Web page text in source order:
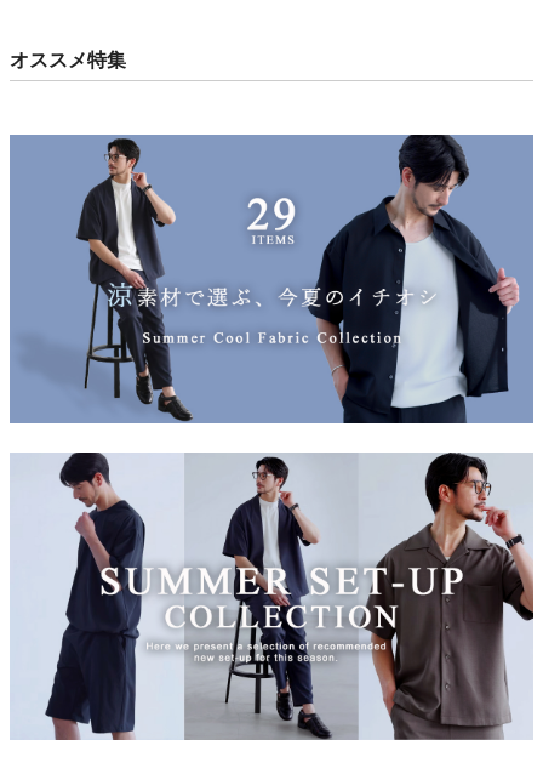
オススメ特集